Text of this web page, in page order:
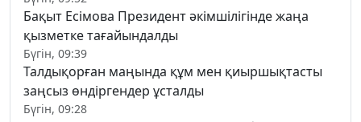
Бақыт Есімова Президент әкімшілігінде жаңа
қызметке тағайындалды
Бүгін, 09:39
Талдықорған маңында құм мен қиыршықтасты
заңсыз өндіргендер ұсталды
Бүгін, 09:28